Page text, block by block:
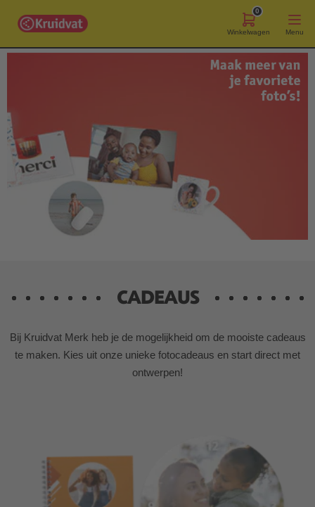
0
Winkelwagen Menu
CADEAUS
Bij Kruidvat Merk heb je de mogelijkheid om de mooiste cadeaus
te maken. Kies uit onze unieke fotocadeaus en start direct met
ontwerpen!